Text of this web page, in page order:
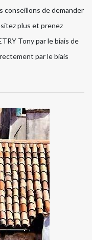
conseillons de demander
plus et prenez
Tony par le biais de
par le biais